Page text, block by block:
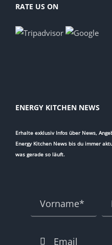
RATE US ON
ENERGY KITCHEN NEWS
Erhalte exklusiv Infos über News,
Energy Kitchen News bis du immer
was gerade so läuft.